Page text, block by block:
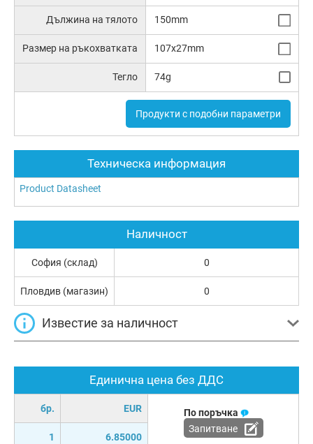
Дължина на тялото 150mm
Размер на ръкохватката 107x27mm
Тегло 74g
Продукти с подобни параметри
Техническа информация
Product Datasheet
Единична цена без ДДС
бр. EUR
1 6.85000
По поръчка
Запитване
Наличност
София (склад) 0
Пловдив (магазин) 0
Известие за наличност